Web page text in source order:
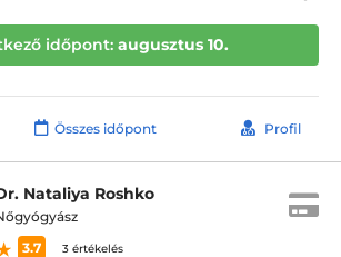
időpont: augusztus 10.
Összes időpont Profil
Nataliya Roshko
3.7
3 értékelés